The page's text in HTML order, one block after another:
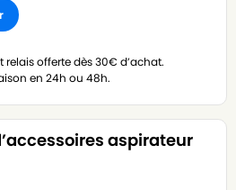
relais offerte dès 30€ d’achat.
en 24h ou 48h.
aspirateur